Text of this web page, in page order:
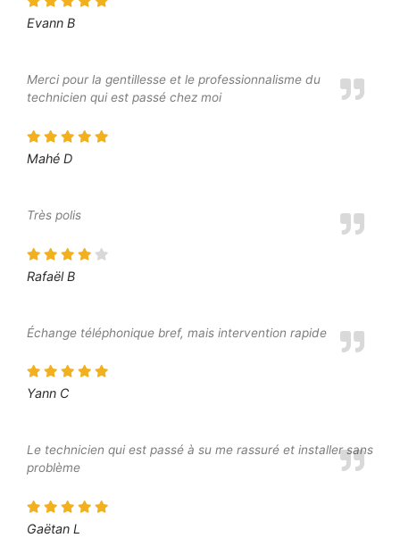
Evann B
Merci pour la gentillesse et le professionnalisme du
technicien qui est passé chez moi
Mahé D
Très polis
Rafaël B
Échange téléphonique bref, mais intervention rapide
Yann C
Le technicien qui est passé à su me rassuré et installer sans
problème
Gaëtan L